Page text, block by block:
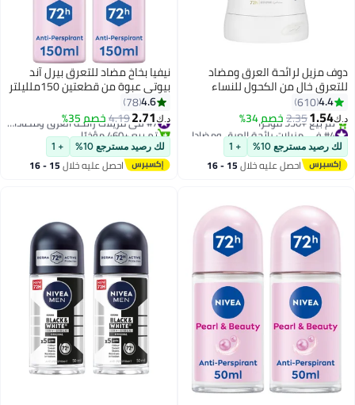
دوف مزيل لرائحة العرق ومضاد
للتعرق خالٍ من الكحول للنساء
برائحة البودرة الناعمة لانتعاش
وحماية لمدة 48 ساعة 40g
4.4
610
د.ك‏1.54
2.35خصم 34%
باقي 6 وحدات في المخزون
تم بيع +530 مؤخرًا
لك رصيد مسترجع 10% + 1
احصل عليه خلال 15 - 16
نيفيا بخاخ مضاد للتعرق بيرل آند
بيوتي عبوة من قطعتين 150ملليلتر
4.6
78
د.ك‏2.71
4.19خصم 35%
تم بيع +460 مؤخرًا
لك رصيد مسترجع 10% + 1
احصل عليه خلال 15 - 16